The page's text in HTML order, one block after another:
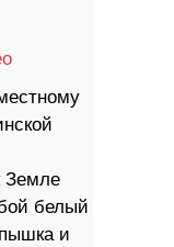
Земле
белый
и